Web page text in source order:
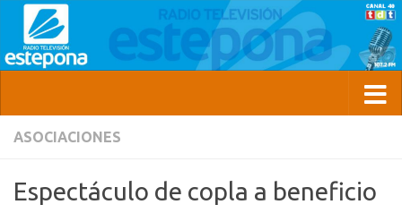
ASOCIACIONES
Espectáculo de copla a beneficio